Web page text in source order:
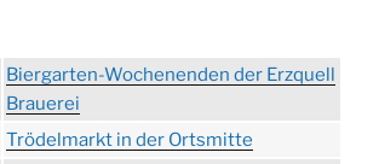
Biergarten-Wochenenden der Erzquell
Brauerei
Trödelmarkt in der Ortsmitte